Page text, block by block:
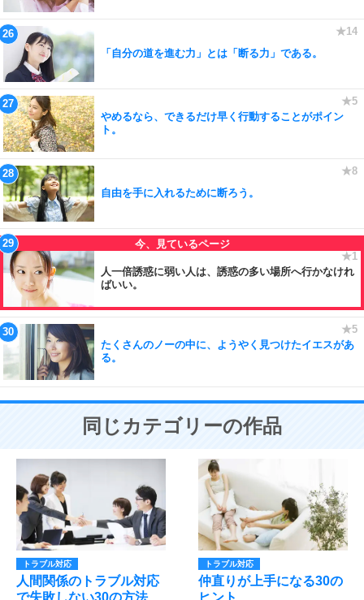
「自分の道を進む力」とは「断る力」である。
やめるなら、できるだけ早く行動することがポイン
ト。
自由を手に入れるために断ろう。
人一倍誘惑に弱い人は、誘惑の多い場所へ行かなけれ
ばいい。
たくさんのノーの中に、ようやく見つけたイエスがあ
る。
同じカテゴリーの作品
トラブル対応
人間関係のトラブル対応
で失敗しない30の方法
トラブル対応
仲直りが上手になる30の
ヒント